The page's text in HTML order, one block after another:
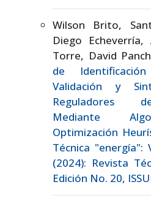
Wilson Brito,
Diego
Torre, David
de
Validación y
Reguladores
Mediante
Optimización
Técnica "energía":
(2024): Revista
Edición No. 20,